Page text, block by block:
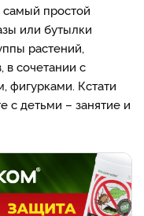
самый простой
или бутылки
растений,
в сочетании с
фигурками. Кстати
с детьми – занятие и